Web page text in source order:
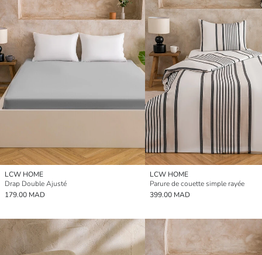
LCW HOME
Drap Double Ajusté
179.00 MAD
LCW HOME
Parure de couette simple rayée
399.00 MAD